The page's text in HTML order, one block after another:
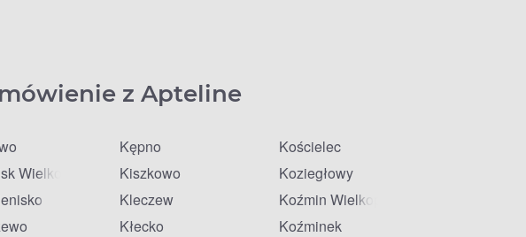
z Apteline
Wielkopolski
Kępno
Kiszkowo
Kleczew
Kłecko
Kościelec
Koziegłowy
Koźmin Wielkopolski
Koźminek